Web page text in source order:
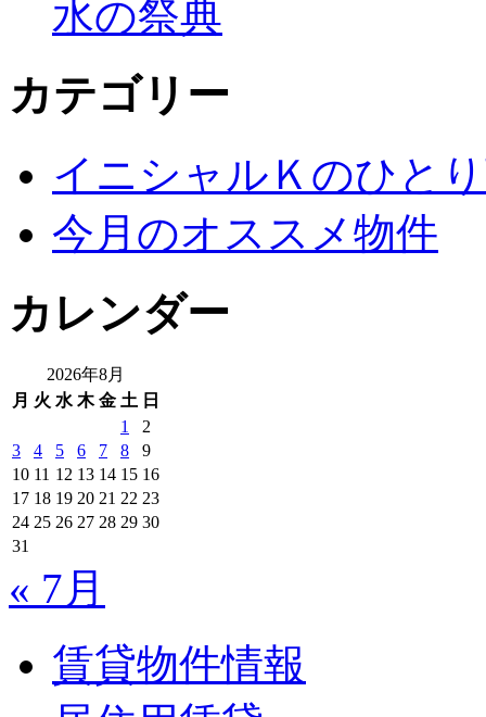
水の祭典
カテゴリー
イニシャルＫのひと
今月のオススメ物件
カレンダー
2026年8月
月 火 水 木 金 土 日
1
2
3
4 5 6 7 8
9
10 11 12 13 14 15 16
17 18 19 20 21 22 23
24 25 26 27 28 29 30
31
« 7月
賃貸物件情報